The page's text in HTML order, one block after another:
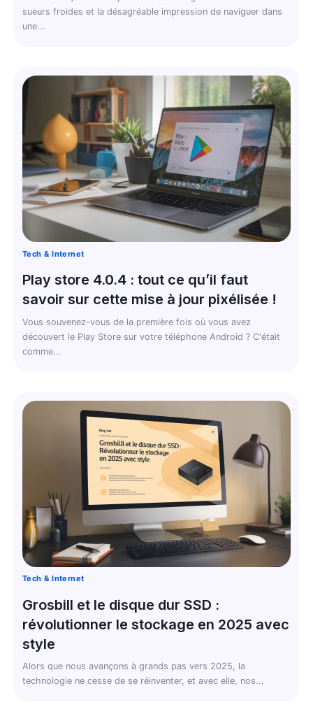
sueurs froides et la désagréable impression de naviguer dans
une...
Tech & Internet
Play store 4.0.4 : tout ce qu’il faut
savoir sur cette mise à jour pixélisée !
Vous souvenez-vous de la première fois où vous avez
découvert le Play Store sur votre téléphone Android ? C'était
comme...
Tech & Internet
Grosbill et le disque dur SSD :
révolutionner le stockage en 2025 avec
style
Alors que nous avançons à grands pas vers 2025, la
technologie ne cesse de se réinventer, et avec elle, nos...